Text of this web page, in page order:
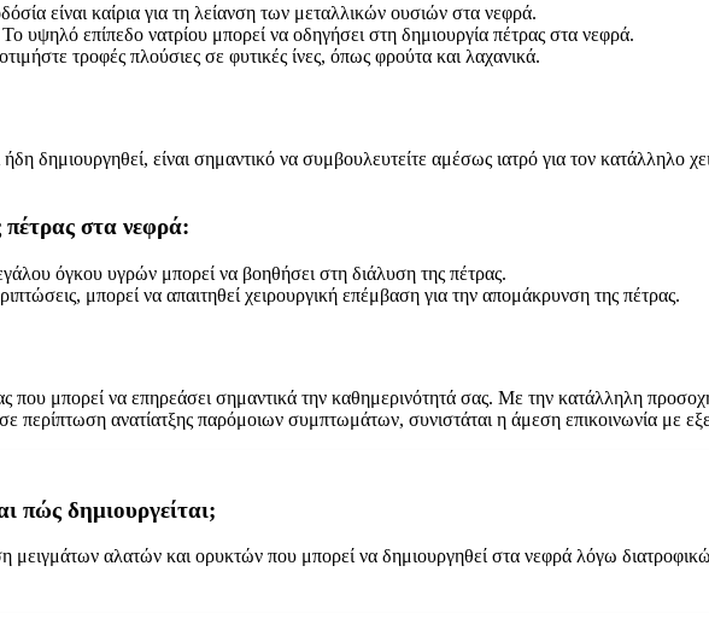
είναι καίρια για τη λείανση των μεταλλικών ουσιών στα νεφρά.
Το υψηλό επίπεδο νατρίου μπορεί να οδηγήσει στη δημιουργία πέτρας στα νεφρά.
τροφές πλούσιες σε φυτικές ίνες, όπως φρούτα και λαχανικά.
δημιουργηθεί, είναι σημαντικό να συμβουλευτείτε αμέσως ιατρό για τον κατάλληλο
πέτρας στα νεφρά:
όγκου υγρών μπορεί να βοηθήσει στη διάλυση της πέτρας.
μπορεί να απαιτηθεί χειρουργική επέμβαση για την απομάκρυνση της πέτρας.
που μπορεί να επηρεάσει σημαντικά την καθημερινότητά σας. Με την κατάλληλη προσοχή
περίπτωση ανατίατξης παρόμοιων συμπτωμάτων, συνιστάται η άμεση επικοινωνία με
πώς δημιουργείται;
αλατών και ορυκτών που μπορεί να δημιουργηθεί στα νεφρά λόγω